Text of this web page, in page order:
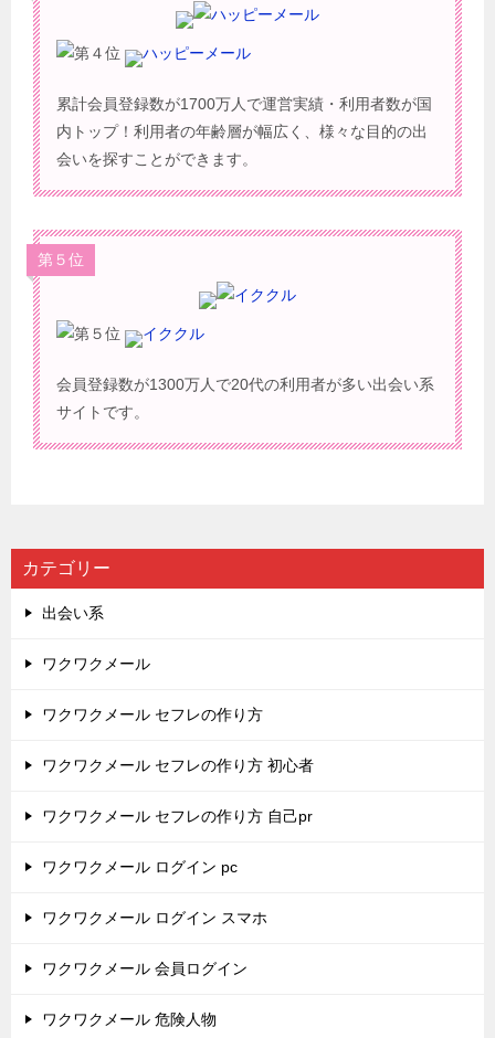
ハッピーメール
累計会員登録数が1700万人で運営実績・利用者数が国
内トップ！利用者の年齢層が幅広く、様々な目的の出
会いを探すことができます。
第５位
イククル
会員登録数が1300万人で20代の利用者が多い出会い系
サイトです。
カテゴリー
出会い系
ワクワクメール
ワクワクメール セフレの作り方
ワクワクメール セフレの作り方 初心者
ワクワクメール セフレの作り方 自己pr
ワクワクメール ログイン pc
ワクワクメール ログイン スマホ
ワクワクメール 会員ログイン
ワクワクメール 危険人物